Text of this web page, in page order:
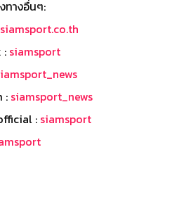
ทางอื่นๆ:
siamsport.co.th
: siamsport
: siamsport_news
: siamsport